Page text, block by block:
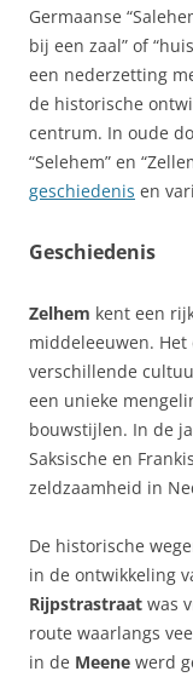
Germaanse
bij een zaal” of
een nederzetting
de historische
centrum. In oude
“Selehem” en
geschiedenis en
Geschiedenis
Zelhem kent een
middeleeuwen.
verschillende
een unieke
bouwstijlen. In de
Saksische en
zeldzaamheid in
De historische
in de ontwikkeling
Rijpstrastraat was
route waarlangs
in de Meene werd